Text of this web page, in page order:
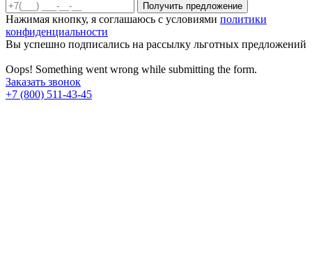
Нажимая кнопку, я соглашаюсь с условиями политики
конфиденциальности
Вы успешно подписались на рассылку льготных предложений
Oops! Something went wrong while submitting the form.
Заказать звонок
+7 (800) 511-43-45